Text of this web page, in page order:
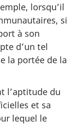
lorsqu’il
si
à son
d’un tel
la portée de la
l’aptitude du
et sa
lequel le